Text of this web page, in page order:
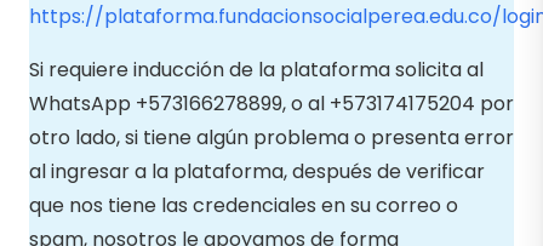
https://plataforma.fundacionsocialperea.edu.co/
Si requiere inducción de la plataforma solicita al
WhatsApp +573166278899, o al +573174175204 por
otro lado, si tiene algún problema o presenta error
al ingresar a la plataforma, después de verificar
que nos tiene las credenciales en su correo o
spam, nosotros le apoyamos de forma